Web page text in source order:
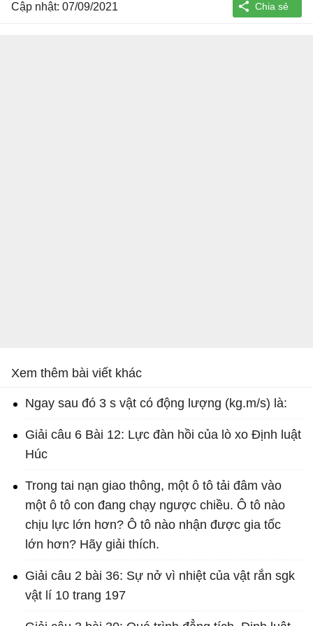
Cập nhật: 07/09/2021
Xem thêm bài viết khác
Ngay sau đó 3 s vật có động lượng (kg.m/s) là:
Giải câu 6 Bài 12: Lực đàn hồi của lò xo Định luật
Húc
Trong tai nạn giao thông, một ô tô tải đâm vào
một ô tô con đang chạy ngược chiều. Ô tô nào
chịu lực lớn hơn? Ô tô nào nhận được gia tốc
lớn hơn? Hãy giải thích.
Giải câu 2 bài 36: Sự nở vì nhiệt của vật rắn sgk
vật lí 10 trang 197